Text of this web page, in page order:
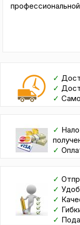
✓
✓
✓
✓
✓
✓
✓
✓
✓
✓